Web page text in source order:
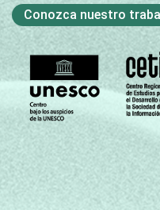
Fonte: NIC.br -
Conozca nuestro